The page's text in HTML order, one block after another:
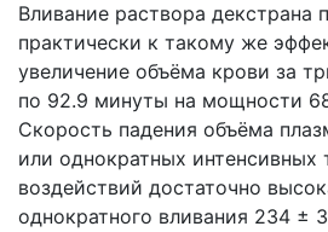
Вливание раствора декстрана
практически к такому же
увеличение объёма крови за
по 92.9 минуты на мощности
Скорость падения объёма
или однократных интенсивных
воздействий достаточно
однократного вливания 234 ±